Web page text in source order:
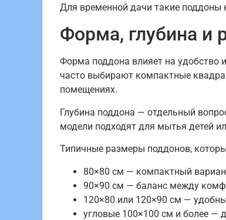
Для временной дачи такие поддоны
Форма, глубина и
Форма поддона влияет на удобство
часто выбирают компактные
помещениях.
Глубина поддона — отдельный
модели подходят для мытья детей
Типичные размеры поддонов,
80×80 см — компактный
90×90 см — баланс между
120×80 или 120×90 см —
угловые 100×100 см и более —